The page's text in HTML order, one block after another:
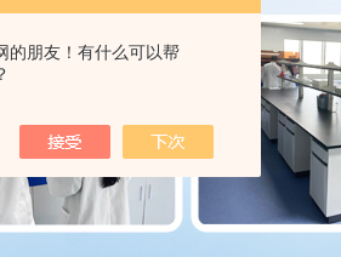
的朋友！有什么可以帮